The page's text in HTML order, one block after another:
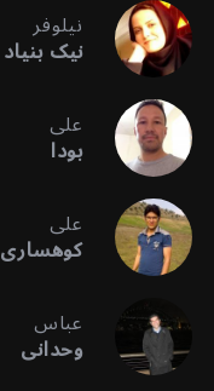
نیلوفر
نیک بنیاد
علی
بودا
علی
کوهساری
عباس
وحدانی